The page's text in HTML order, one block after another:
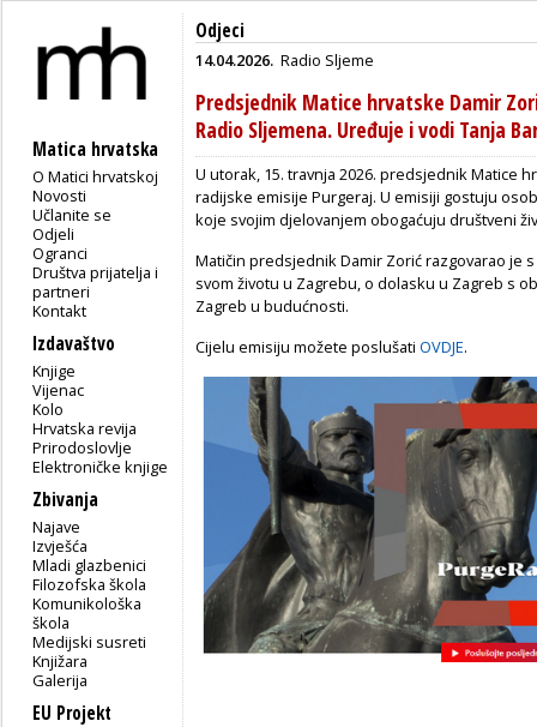
Matica hrvatska
O Matici hrvatskoj
Novosti
Učlanite se
Odjeli
Ogranci
Društva prijatelja i
partneri
Kontakt
Izdavaštvo
Knjige
Vijenac
Kolo
Hrvatska revija
Prirodoslovlje
Elektroničke knjige
Zbivanja
Najave
Izvješća
Mladi glazbenici
Filozofska škola
Komunikološka
škola
Medijski susreti
Knjižara
Galerija
EU Projekt
Odjeci
14.04.2026. Radio Sljeme
Predsjednik Matice hrvatske Damir
Radio Sljemena. Uređuje i vodi Tanja
U utorak, 15. travnja 2026. predsjednik Matice
radijske emisije Purgeraj. U emisiji gostuju
koje svojim djelovanjem obogaćuju društveni
Matičin predsjednik Damir Zorić razgovarao je
svom životu u Zagrebu, o dolasku u Zagreb s
Zagreb u budućnosti.
Cijelu emisiju možete poslušati OVDJE.